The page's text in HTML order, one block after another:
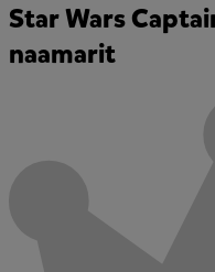
Star Wars
naamarit